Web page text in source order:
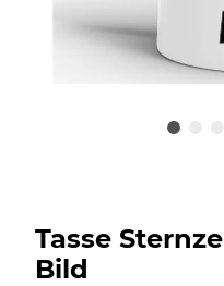
Tasse
Bild